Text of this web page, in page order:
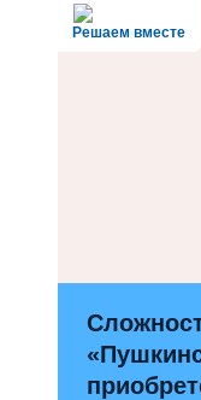
Решаем вместе